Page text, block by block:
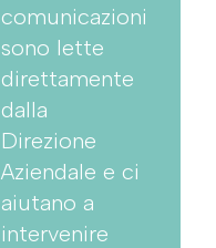
comunicazioni
sono lette
direttamente
dalla
Direzione
Aziendale e ci
aiutano a
intervenire